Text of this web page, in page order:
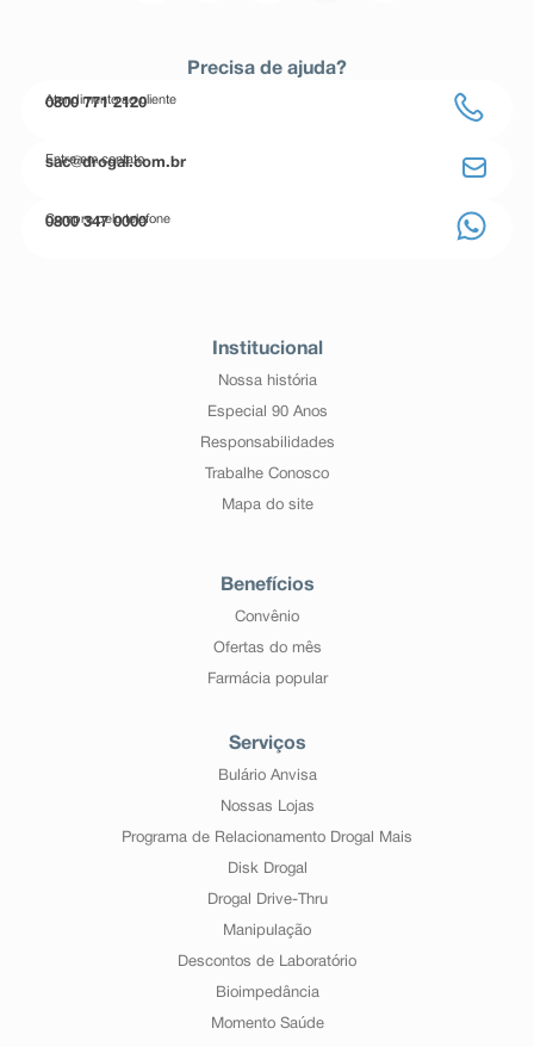
Precisa de ajuda?
Atendimento ao cliente
0800 771 2120
Entre em contato
sac@drogal.com.br
Compre pelo telefone
0800 347 0000
Institucional
Nossa história
Especial 90 Anos
Responsabilidades
Trabalhe Conosco
Mapa do site
Benefícios
Convênio
Ofertas do mês
Farmácia popular
Serviços
Bulário Anvisa
Nossas Lojas
Programa de Relacionamento Drogal Mais
Disk Drogal
Drogal Drive-Thru
Manipulação
Descontos de Laboratório
Bioimpedância
Momento Saúde